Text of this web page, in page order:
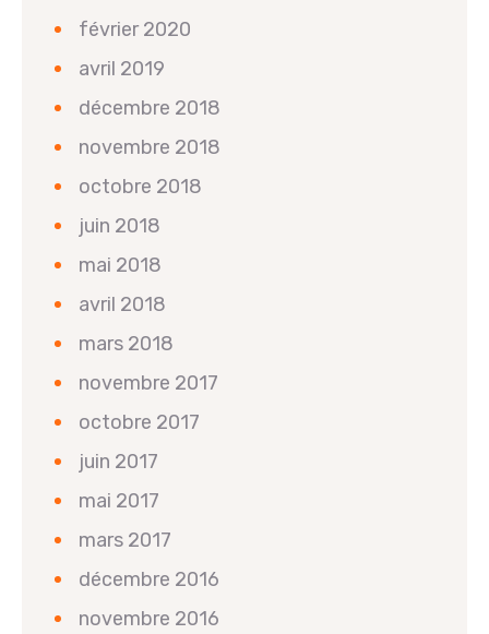
février 2020
avril 2019
décembre 2018
novembre 2018
octobre 2018
juin 2018
mai 2018
avril 2018
mars 2018
novembre 2017
octobre 2017
juin 2017
mai 2017
mars 2017
décembre 2016
novembre 2016